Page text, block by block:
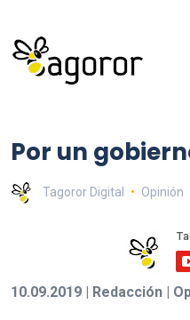
Por un
Tagoror Digital Opinión
10.09.2019 | Redacción |